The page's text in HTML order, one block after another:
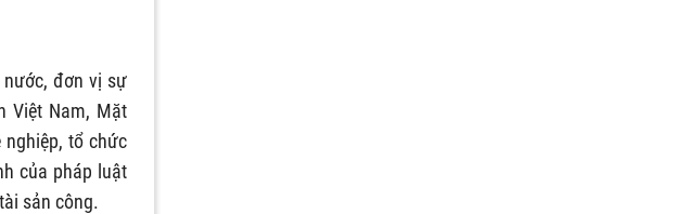
đơn vị sự
Việt Nam, Mặt
tổ chức
của pháp luật
sản công.